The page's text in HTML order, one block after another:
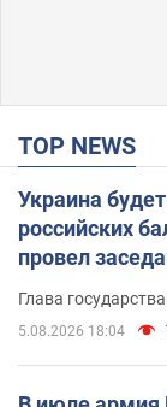
TOP NEWS
Украина
российских
провел
Глава
5.08.2026 18:04